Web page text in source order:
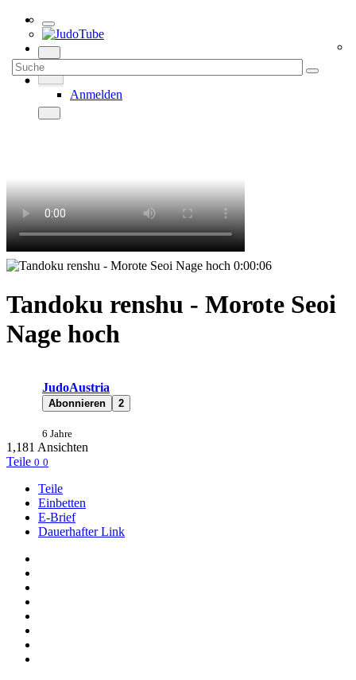
Anmelden
0:00:06
Tandoku renshu - Morote Seoi
Nage hoch
JudoAustria
Abonnieren 2
6 Jahre
1,181 Ansichten
Teile 0 0
Teile
Einbetten
E-Brief
Dauerhafter Link